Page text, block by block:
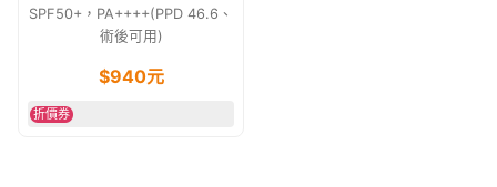
海洋友善
SPF50+，PA++++(PPD 46.6、
術後可用)
$940元
折價券